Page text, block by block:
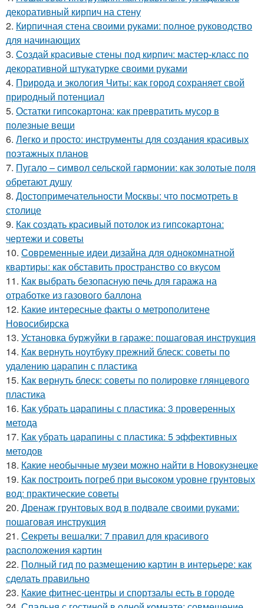
декоративный кирпич на стену
2. Кирпичная стена своими руками: полное руководство
для начинающих
3. Создай красивые стены под кирпич: мастер-класс по
декоративной штукатурке своими руками
4. Природа и экология Читы: как город сохраняет свой
природный потенциал
5. Остатки гипсокартона: как превратить мусор в
полезные вещи
6. Легко и просто: инструменты для создания красивых
поэтажных планов
7. Пугало – символ сельской гармонии: как золотые поля
обретают душу
8. Достопримечательности Москвы: что посмотреть в
столице
9. Как создать красивый потолок из гипсокартона:
чертежи и советы
10. Современные идеи дизайна для однокомнатной
квартиры: как обставить пространство со вкусом
11. Как выбрать безопасную печь для гаража на
отработке из газового баллона
12. Какие интересные факты о метрополитене
Новосибирска
13. Установка буржуйки в гараже: пошаговая инструкция
14. Как вернуть ноутбуку прежний блеск: советы по
удалению царапин с пластика
15. Как вернуть блеск: советы по полировке глянцевого
пластика
16. Как убрать царапины с пластика: 3 проверенных
метода
17. Как убрать царапины с пластика: 5 эффективных
методов
18. Какие необычные музеи можно найти в Новокузнецке
19. Как построить погреб при высоком уровне грунтовых
вод: практические советы
20. Дренаж грунтовых вод в подвале своими руками:
пошаговая инструкция
21. Секреты вешалки: 7 правил для красивого
расположения картин
22. Полный гид по размещению картин в интерьере: как
сделать правильно
23. Какие фитнес-центры и спортзалы есть в городе